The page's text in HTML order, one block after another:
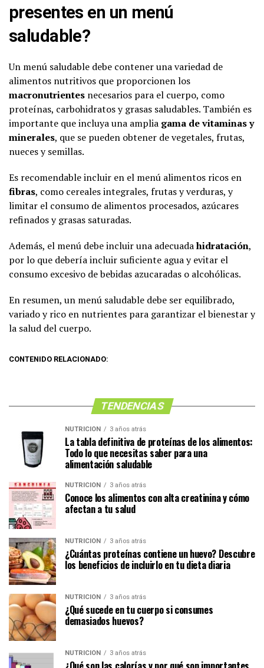
presentes en un menú
saludable?
Un menú saludable debe contener una variedad de
alimentos nutritivos que proporcionen los
macronutrientes necesarios para el cuerpo, como
proteínas, carbohidratos y grasas saludables. También es
importante que incluya una amplia gama de vitaminas y
minerales, que se pueden obtener de vegetales, frutas,
nueces y semillas.
Es recomendable incluir en el menú alimentos ricos en
fibras, como cereales integrales, frutas y verduras, y
limitar el consumo de alimentos procesados, azúcares
refinados y grasas saturadas.
Además, el menú debe incluir una adecuadahidratación,
por lo que debería incluir suficiente agua y evitar el
consumo excesivo de bebidas azucaradas o alcohólicas.
En resumen, un menú saludable debe ser equilibrado,
variado y rico en nutrientes para garantizar el bienestar y
la salud del cuerpo.
CONTENIDO RELACIONADO:
TENDENCIAS
NUTRICIÓN 3 años atrás
La tabla definitiva de proteínas de los alimentos:
Todo lo que necesitas saber para una
alimentación saludable
NUTRICIÓN 3 años atrás
Conoce los alimentos con alta creatinina y cómo
afectan a tu salud
NUTRICIÓN 3 años atrás
¿Cuántas proteínas contiene un huevo? Descubre
los beneficios de incluirlo en tu dieta diaria
NUTRICIÓN 3 años atrás
¿Qué sucede en tu cuerpo si consumes
demasiados huevos?
NUTRICIÓN 3 años atrás